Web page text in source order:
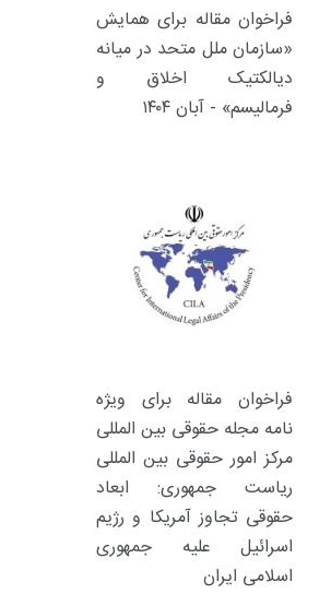
فراخوان مقاله برای همایش
«سازمان ملل متحد در میانه
دیالکتیک اخلاق و
فرمالیسم» - آبان ۱۴۰۴
فراخوان مقاله برای ویژه
نامه مجله حقوقی بین المللی
مرکز امور حقوقی بین المللی
ریاست جمهوری: ابعاد
حقوقی تجاوز آمریکا و رژیم
اسرائیل علیه جمهوری
اسلامی ایران